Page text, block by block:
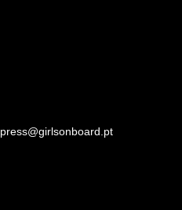
press@girlsonboard.pt